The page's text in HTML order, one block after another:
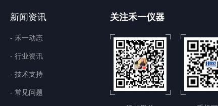
新闻资讯
- 禾一动态
- 行业资讯
- 技术支持
- 常见问题
关注禾一仪器